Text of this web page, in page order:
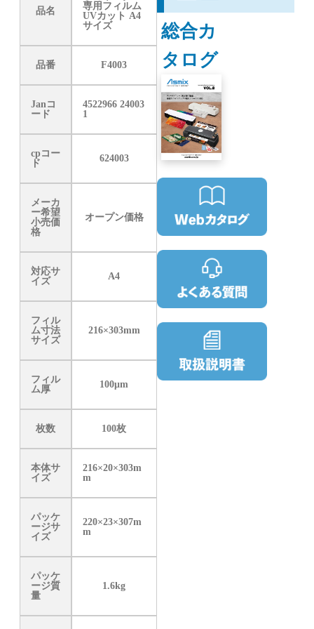
品名
専用フィルム
UVカット A4
サイズ
品番 F4003
Janコ
ード
4522966 24003
1
cpコー
ド
624003
メーカ
ー希望
小売価
格
オープン価格
対応サ
イズ
A4
フィル
ム寸法
サイズ
216×303mm
フィル
ム厚
100μm
枚数 100枚
本体サ
イズ
216×20×303m
m
パッケ
ージサ
イズ
220×23×307m
m
パッケ
ージ質
量
1.6kg
総合カ
タログ